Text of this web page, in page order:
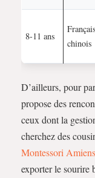
8-11 ans
chinois
D’ailleurs, pour
propose des
ceux dont la
cherchez des
Montessori Amiens
exporter le sourire